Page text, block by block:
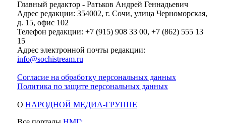
Главный редактор - Ратьков Андрей Геннадьевич
Адрес редакции: 354002, г. Сочи, улица Черноморская,
д. 15, офис 102
Телефон редакции: +7 (915) 908 33 00, +7 (862) 555 13
15
Адрес электронной почты редакции:
info@sochistream.ru
Согласие на обработку персональных данных
Политика по защите персональных данных
О НАРОДНОЙ МЕДИА-ГРУППЕ